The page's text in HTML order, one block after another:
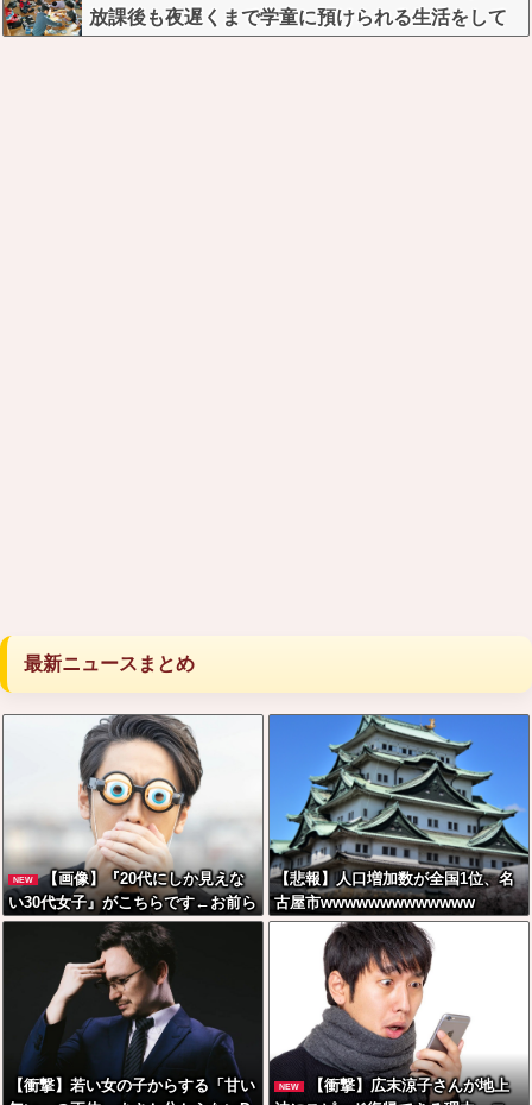
放課後も夜遅くまで学童に預けられる生活をして
最新ニュースまとめ
NEW
【画像】『20代にしか見えな
い30代女子』がこちらです←お前ら
から見てどう？？？？？？？
【悲報】人口増加数が全国1位、名
古屋市wwwwwwwwwwwww
【衝撃】若い女の子からする「甘い
NEW
【衝撃】広末涼子さんが地上